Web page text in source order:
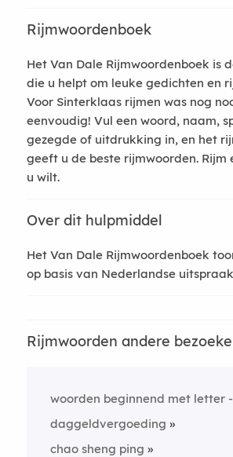
Rijmwoordenboek
Het Van Dale Rijmwoordenboek is
die u helpt om leuke gedichten en
Voor Sinterklaas rijmen was nog
eenvoudig! Vul een woord, naam,
gezegde of uitdrukking in, en het
geeft u de beste rijmwoorden. Rijm
u wilt.
Over dit hulpmiddel
Het Van Dale Rijmwoordenboek
op basis van Nederlandse
Rijmwoorden andere
woorden beginnend met letter
daggeldvergoeding
chao sheng ping